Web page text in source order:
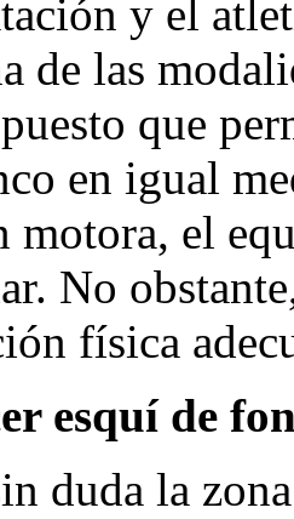
y el
de las
que
en igual
motora, el
No
física
esquí de
duda la